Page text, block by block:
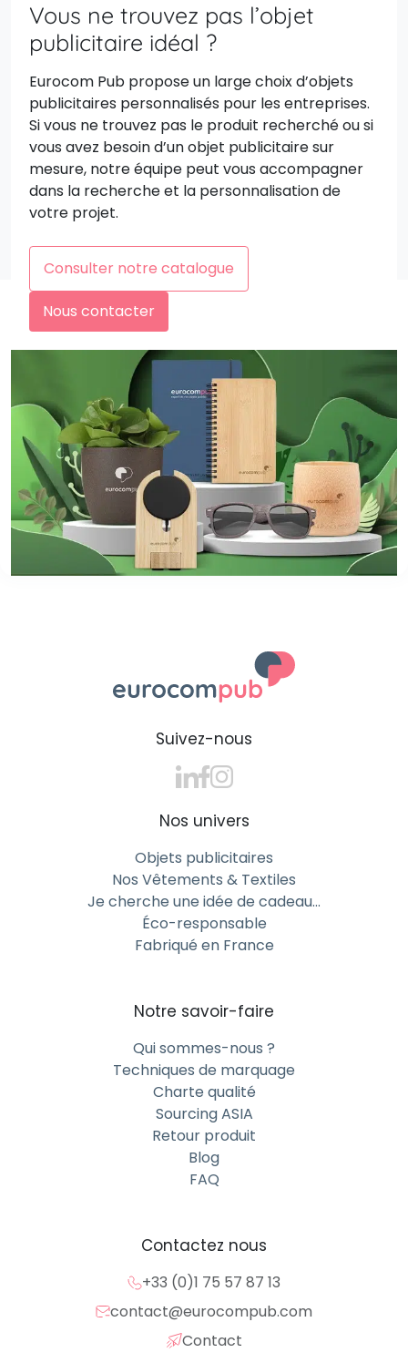
Vous ne trouvez pas l’objet
publicitaire idéal ?
Eurocom Pub propose un large choix d’objets
publicitaires personnalisés pour les entreprises.
Si vous ne trouvez pas le produit recherché ou si
vous avez besoin d’un objet publicitaire sur
mesure, notre équipe peut vous accompagner
dans la recherche et la personnalisation de
votre projet.
Consulter notre catalogue
Nous contacter
Suivez-nous
Nos univers
Objets publicitaires
Nos Vêtements & Textiles
Je cherche une idée de cadeau…
Éco-responsable
Fabriqué en France
Notre savoir-faire
Qui sommes-nous ?
Techniques de marquage
Charte qualité
Sourcing ASIA
Retour produit
Blog
FAQ
Contactez nous
+33 (0)1 75 57 87 13
contact@eurocompub.com
Contact